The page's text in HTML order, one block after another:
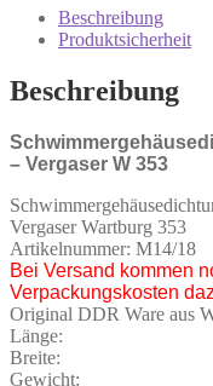
Vergaser
W
353
Beschreibung
Produktsicherheit
Beschreibung
– Vergaser W 353
Vergaser Wartburg 353
Artikelnummer: M14/18
Bei Versand kommen
Verpackungskosten
Original DDR Ware aus
Länge:
Breite:
Gewicht: